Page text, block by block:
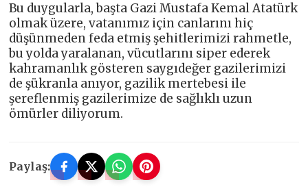
Bu duygularla, başta Gazi Mustafa Kemal Atatürk
olmak üzere, vatanımız için canlarını hiç
düşünmeden feda etmiş şehitlerimizi rahmetle,
bu yolda yaralanan, vücutlarını siper ederek
kahramanlık gösteren saygıdeğer gazilerimizi
de şükranla anıyor, gazilik mertebesi ile
şereflenmiş gazilerimize de sağlıklı uzun
ömürler diliyorum.
Paylaş: